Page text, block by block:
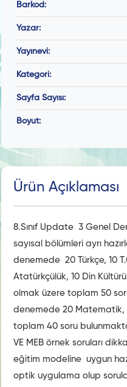
Barkod:
Yazar:
Yayınevi:
Kategori:
Sayfa Sayısı:
Boyut:
Ürün Açıklaması
8.Sınıf Update 3 Genel
sayısal bölümleri ayrı
denemede 20 Türkçe, 10
Atatürkçülük, 10 Din
olmak üzere toplam 50
denemede 20 Matematik,
toplam 40 soru
VE MEB örnek soruları
eğitim modeline uygun
optik uygulama olup